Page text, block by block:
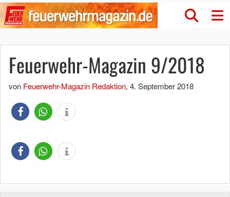
Feuerwehr-Magazin 9/2018
von Feuerwehr-Magazin Redaktion, 4. September 2018